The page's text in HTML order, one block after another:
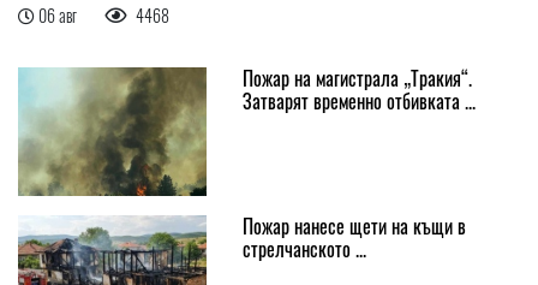
06 авг 4468
Пожар на магистрала „Тракия“.
Затварят временно отбивката ...
Пожар нанесе щети на къщи в
стрелчанското ...